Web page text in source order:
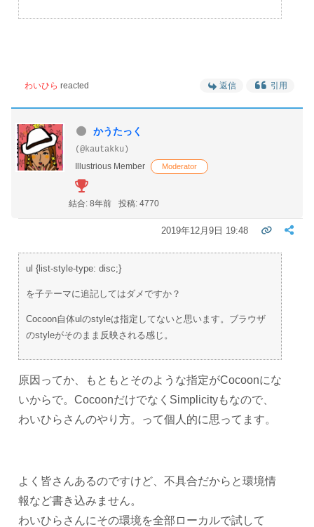
わいひら reacted 返信 引用
かうたっく
(@kautakku)
Illustrious Member
Moderator
結合: 8年前 投稿: 4770
2019年12月9日 19:48
ul {list-style-type: disc;}
を子テーマに追記してはダメですか？
Cocoon自体ulのstyleは指定してないと思います。ブラウザ
のstyleがそのまま反映される感じ。
原因ってか、もともとそのような指定がCocoonにな
いからで。CocoonだけでなくSimplicityもなので、
わいひらさんのやり方。って個人的に思ってます。
よく皆さんあるのですけど、不具合だからと環境情
報など書き込みません。
わいひらさんにその環境を全部ローカルで試して